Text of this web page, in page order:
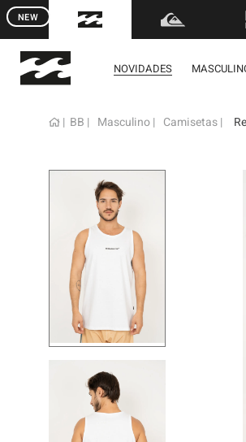
NOVIDADES
BB Masculino Camisetas
NEW